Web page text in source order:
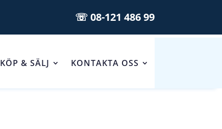
☏ 08-121 486 99
KÖP & SÄLJ KONTAKTA OSS